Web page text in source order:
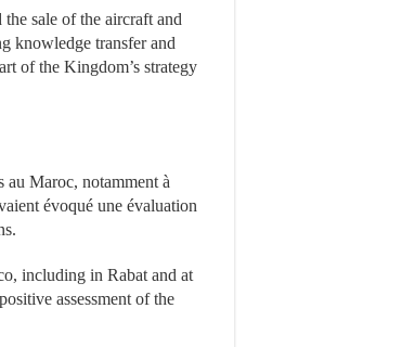
sale of the aircraft and
knowledge transfer and
of the Kingdom’s strategy
au Maroc, notamment à
évoqué une évaluation
including in Rabat and at
assessment of the